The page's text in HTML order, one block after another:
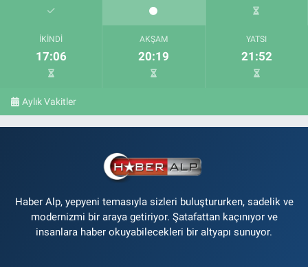
İKINDI
17:06
AKŞAM
20:19
YATSI
21:52
Aylık Vakitler
Haber Alp, yepyeni temasıyla sizleri buluştururken, sadelik ve
modernizmi bir araya getiriyor. Şatafattan kaçınıyor ve
insanlara haber okuyabilecekleri bir altyapı sunuyor.